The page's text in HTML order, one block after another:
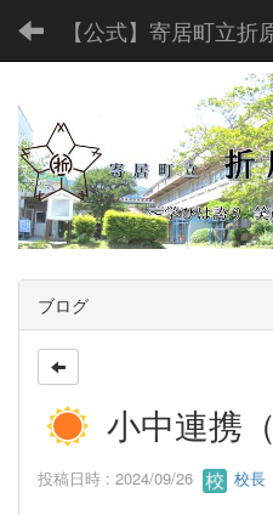
【公式】寄居町立折
ブログ
小中連携
投稿日時 : 2024/09/26 校長